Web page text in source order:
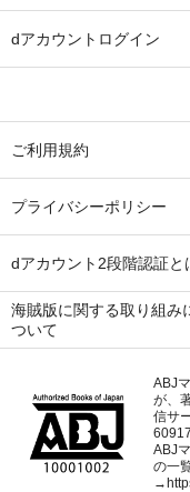
dアカウントログイン
ご利用規約
プライバシーポリシー
dアカウント2段階認証と
海賊版に関する取り組み
ついて
ABJ
が、
信サ
ABJ
の一
→